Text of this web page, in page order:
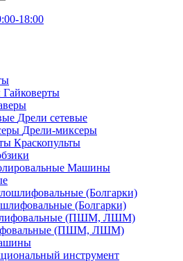
18:00
Гайковерты
Дрели сетевые
Дрели-миксеры
Краскопульты
Машины
(Болгарки)
(ПШМ, ЛШМ)